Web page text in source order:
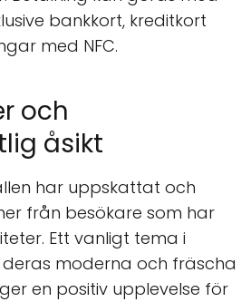
bankkort, kreditkort
med NFC.
och
åsikt
har uppskattat och
från besökare som har
Ett vanligt tema i
moderna och fräscha
en positiv upplevelse för